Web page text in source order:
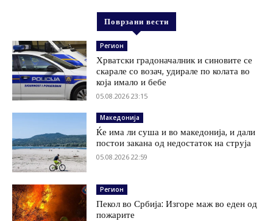
Поврзани вести
Регион
Хрватски градоначалник и синовите се
скарале со возач, удирале по колата во
која имало и бебе
05.08.2026 23:15
Македонија
Ќе има ли суша и во македонија, и дали
постои закана од недостаток на струја
05.08.2026 22:59
Регион
Пекол во Србија: Изгоре маж во еден од
пожарите